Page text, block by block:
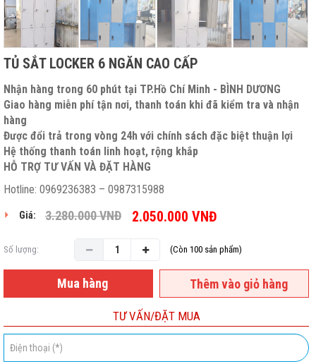
TỦ SẮT LOCKER 6 NGĂN CAO CẤP
Nhận hàng trong 60 phút tại TP.Hồ Chí Minh - BÌNH DƯƠNG
Giao hàng miễn phí tận nơi, thanh toán khi đã kiểm tra và nhận
hàng
Được đổi trả trong vòng 24h với chính sách đặc biệt thuận lợi
Hệ thống thanh toán linh hoạt, rộng khắp
HỖ TRỢ TƯ VẤN VÀ ĐẶT HÀNG
Hotline: 0969236383 – 0987315988
Giá: 3.280.000VNĐ 2.050.000 VNĐ
Số lượng: (Còn 100 sản phẩm)
Mua hàng Thêm vào giỏ hàng
TƯ VẤN/ĐẶT MUA